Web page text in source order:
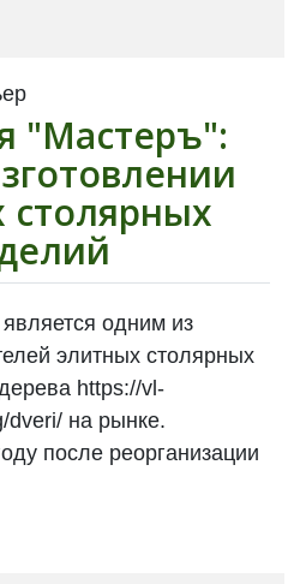
"Мастеръ":
столярных
одним из
элитных столярных
https://vl-
dveri/ на рынке.
после реорганизации